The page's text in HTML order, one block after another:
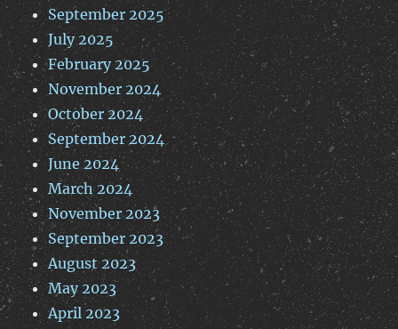
September 2025
July 2025
February 2025
November 2024
October 2024
September 2024
June 2024
March 2024
November 2023
September 2023
August 2023
May 2023
April 2023